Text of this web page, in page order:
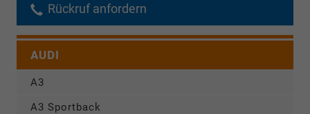
Rückruf anfordern
AUDI
A3
A3 Sportback